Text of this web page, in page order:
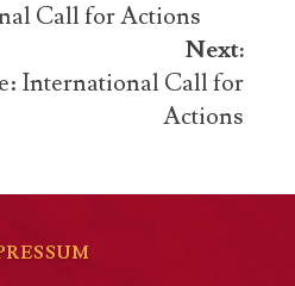
Call for Actions
Next:
International Call for
Actions